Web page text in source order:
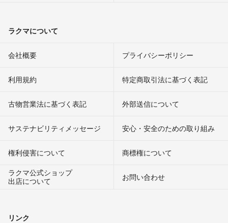
ラクマについて
会社概要 プライバシーポリシー
利用規約 特定商取引法に基づく表記
古物営業法に基づく表記 外部送信について
サステナビリティメッセージ 安心・安全のための取り組み
権利侵害について
商標権について
ラクマ公式ショップ
出店について
お問い合わせ
リンク